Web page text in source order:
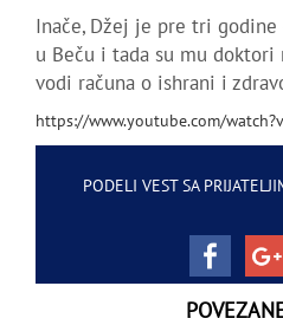
Inače, Džej je pre tri godine
u Beču i tada su mu
vodi računa o ishrani i
https://www.youtube.com/
PODELI VEST SA